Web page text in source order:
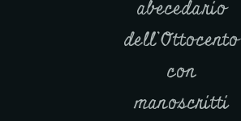
abecedario
dell’Ottocento
con
manoscritti